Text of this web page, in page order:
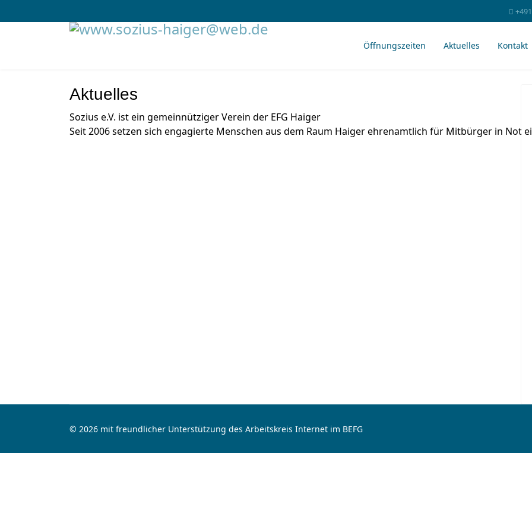
Öffnungszeiten Aktuelles Kontakt
Aktuelles
Sozius e.V. ist ein gemeinnütziger Verein der EFG Haiger
Seit 2006 setzen sich engagierte Menschen aus dem Raum Haiger ehrenamtlich für Mitbürger in Not
© 2026 mit freundlicher Unterstützung des Arbeitskreis Internet im BEFG